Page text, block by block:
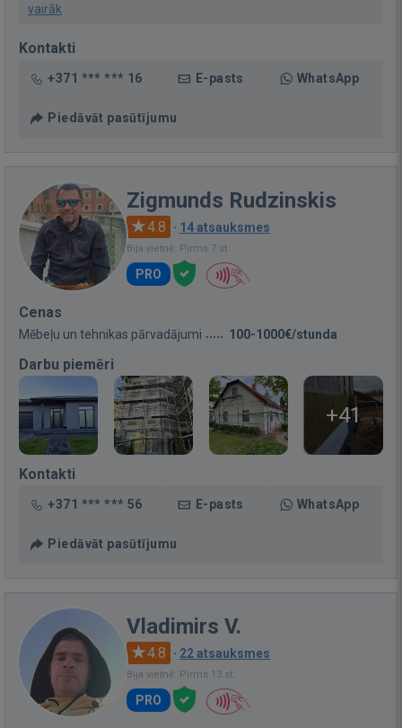
vairāk
Kontakti
+371 *** *** 16 E-pasts WhatsApp
Piedāvāt pasūtījumu
Zigmunds Rudzinskis
4.8 · 14 atsauksmes
Bija vietnē: Pirms 7 st.
PRO
Cenas
Mēbeļu un tehnikas pārvadājumi 100-1000€/stunda
Darbu piemēri
+41
Kontakti
+371 *** *** 56 E-pasts WhatsApp
Piedāvāt pasūtījumu
Vladimirs V.
4.8 · 22 atsauksmes
Bija vietnē: Pirms 13 st.
PRO